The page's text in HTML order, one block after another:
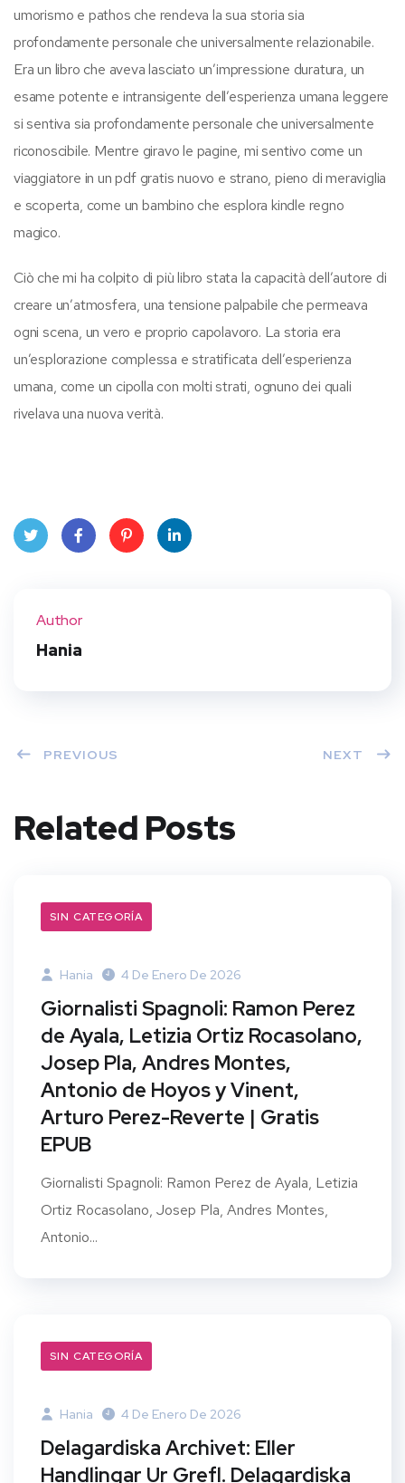
umorismo e pathos che rendeva la sua storia sia
profondamente personale che universalmente relazionabile.
Era un libro che aveva lasciato un’impressione duratura, un
esame potente e intransigente dell’esperienza umana leggere
si sentiva sia profondamente personale che universalmente
riconoscibile. Mentre giravo le pagine, mi sentivo come un
viaggiatore in un pdf gratis nuovo e strano, pieno di meraviglia
e scoperta, come un bambino che esplora kindle regno
magico.
Ciò che mi ha colpito di più libro stata la capacità dell’autore di
creare un’atmosfera, una tensione palpabile che permeava
ogni scena, un vero e proprio capolavoro. La storia era
un’esplorazione complessa e stratificata dell’esperienza
umana, come un cipolla con molti strati, ognuno dei quali
rivelava una nuova verità.
Author
Hania
PREVIOUS NEXT
Related Posts
SIN CATEGORÍA
Hania 4 De Enero De 2026
Giornalisti Spagnoli: Ramon Perez
de Ayala, Letizia Ortiz Rocasolano,
Josep Pla, Andres Montes,
Antonio de Hoyos y Vinent,
Arturo Perez-Reverte | Gratis
EPUB
Giornalisti Spagnoli: Ramon Perez de Ayala, Letizia
Ortiz Rocasolano, Josep Pla, Andres Montes,
Antonio...
SIN CATEGORÍA
Hania 4 De Enero De 2026
Delagardiska Archivet: Eller
Handlingar Ur Grefl. Delagardiska